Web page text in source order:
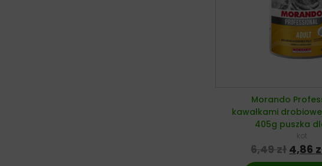
Morando
kawałkami
405g puszka
kot
6,49zł 4,86